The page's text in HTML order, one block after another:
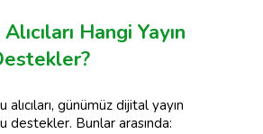
Hangi Yayın
günümüz dijital yayın
destekler. Bunlar arasında: